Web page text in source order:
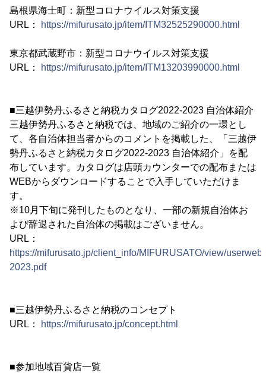
島根県海士町：新型コロナウイルス対策支援
URL：
https://mifurusato.jp/item/ITM32525290000.html
東京都武蔵野市：新型コロナウイルス対策支援
URL：
https://mifurusato.jp/item/ITM13203990000.html
■三越伊勢丹ふるさと納税カタログ2022-2023 自治体紹介
三越伊勢丹ふるさと納税では、地域のご紹介の一環とし
て、各自治体担当者からのコメントを掲載した、「三越伊
勢丹ふるさと納税カタログ2022-2023 自治体紹介」を配
布しています。カタログは店頭カウンターでの配布または
WEBからダウンロードすることで入手していただけま
す。
※10月下旬に発刊したものとなり、一部の新規自治体お
よび辞退された自治体の掲載はございません。
URL：
https://mifurusato.jp/client_info/MIFURUSATO/view/
2023.pdf
■三越伊勢丹ふるさと納税のコンセプト
URL：
https://mifurusato.jp/concept.html
■参加地域百貨店一覧